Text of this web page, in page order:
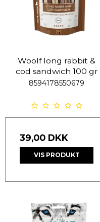
Woolf long rabbit &
cod sandwich 100 gr
8594178550679
39,00 DKK
VIS PRODUKT